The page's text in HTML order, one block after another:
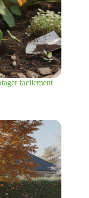
facilement